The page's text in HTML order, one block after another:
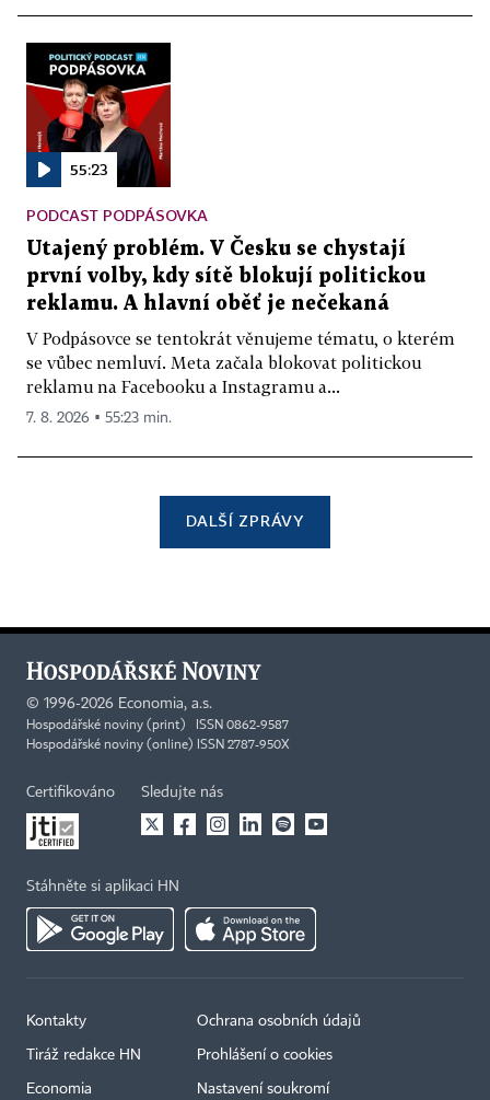
55:23
PODCAST PODPÁSOVKA
Utajený problém. V Česku se chystají
první volby, kdy sítě blokují politickou
reklamu. A hlavní oběť je nečekaná
V Podpásovce se tentokrát věnujeme tématu, o kterém
se vůbec nemluví. Meta začala blokovat politickou
reklamu na Facebooku a Instagramu a...
7. 8. 2026 ▪ 55:23 min.
DALŠÍ ZPRÁVY
© 1996-2026 Economia, a.s.
Hospodářské noviny (print) ISSN 0862-9587
Hospodářské noviny (online) ISSN 2787-950X
Certifikováno Sledujte nás
Stáhněte si aplikaci HN
Kontakty
Tiráž redakce HN
Economia
Ochrana osobních údajů
Prohlášení o cookies
Nastavení soukromí